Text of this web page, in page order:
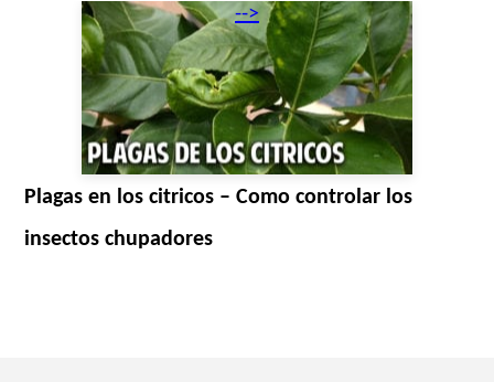
-->
Plagas en los citricos – Como controlar los
insectos chupadores